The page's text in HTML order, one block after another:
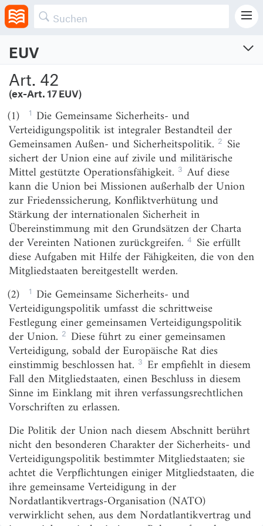
EUV
Vertrag über die Europäische Union (konsolidierte Fassung)
Neugefasst am 17.12.2007 (OJ C 306, S. 1–145)
Zuletzt geändert am 7.6.2016 (OJ C 202, S. 13–45)
Geltungsbereich: Europa (EU)
Titel I
GEMEINSAME BESTIMMUNGEN
Art. 1
(ex-Art. 1 EUV)
Art. 2
Art. 3
(ex-Art. 2 EUV)
Art. 4
Art. 5
(ex-Art. 5 EGV)
Art. 6
(ex-Art. 6 EUV)
Art. 7
(ex-Art. 7 EUV)
Art. 8
Titel II
BESTIMMUNGEN ÜBER DIE DEMOKRATISCHEN
GRUNDSÄTZE
Art. 9
Art. 10
Art. 11
Art. 12
Titel III
BESTIMMUNGEN ÜBER DIE GEMEINSAME
SICHERHEITS- UND VERTEIDIGUNGSPOLITIK
Art. 42
(ex-Art. 17 EUV)
(1) 1 Die Gemeinsame Sicherheits- und
Verteidigungspolitik ist integraler Bestandteil der
Gemeinsamen Außen- und Sicherheitspolitik. 2 Sie
sichert der Union eine auf zivile und militärische
Mittel gestützte Operationsfähigkeit. 3 Auf diese
kann die Union bei Missionen außerhalb der Union
zur Friedenssicherung, Konfliktverhütung und
Stärkung der internationalen Sicherheit in
Übereinstimmung mit den Grundsätzen der Charta
der Vereinten Nationen zurückgreifen. 4 Sie erfüllt
diese Aufgaben mit Hilfe der Fähigkeiten, die von den
Mitgliedstaaten bereitgestellt werden.
(2)
1 Die Gemeinsame Sicherheits- und
Verteidigungspolitik umfasst die schrittweise
Festlegung einer gemeinsamen Verteidigungspolitik
der Union. 2 Diese führt zu einer gemeinsamen
Verteidigung, sobald der Europäische Rat dies
einstimmig beschlossen hat. 3 Er empfiehlt in diesem
Fall den Mitgliedstaaten, einen Beschluss in diesem
Sinne im Einklang mit ihren verfassungsrechtlichen
Vorschriften zu erlassen.
Die Politik der Union nach diesem Abschnitt berührt
nicht den besonderen Charakter der Sicherheits- und
Verteidigungspolitik bestimmter Mitgliedstaaten; sie
achtet die Verpflichtungen einiger Mitgliedstaaten, die
ihre gemeinsame Verteidigung in der
Nordatlantikvertrags-Organisation (NATO)
verwirklicht sehen, aus dem Nordatlantikvertrag und